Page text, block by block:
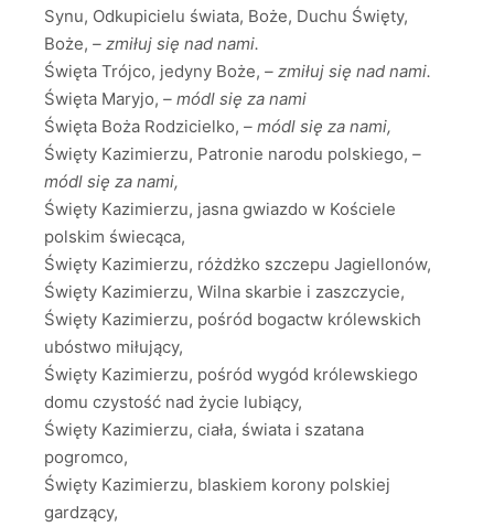
Synu, Odkupicielu świata, Boże, Duchu Święty,
Boże, – zmiłuj się nad nami.
Święta Trójco, jedyny Boże, – zmiłuj się nad nami.
Święta Maryjo, – módl się za nami
Święta Boża Rodzicielko, – módl się za nami,
Święty Kazimierzu, Patronie narodu polskiego, –
módl się za nami,
Święty Kazimierzu, jasna gwiazdo w Kościele
polskim świecąca,
Święty Kazimierzu, różdżko szczepu Jagiellonów,
Święty Kazimierzu, Wilna skarbie i zaszczycie,
Święty Kazimierzu, pośród bogactw królewskich
ubóstwo miłujący,
Święty Kazimierzu, pośród wygód królewskiego
domu czystość nad życie lubiący,
Święty Kazimierzu, ciała, świata i szatana
pogromco,
Święty Kazimierzu, blaskiem korony polskiej
gardzący,